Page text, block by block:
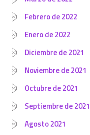
Febrero de 2022
Enero de 2022
Diciembre de 2021
Noviembre de 2021
Octubre de 2021
Septiembre de 2021
Agosto 2021